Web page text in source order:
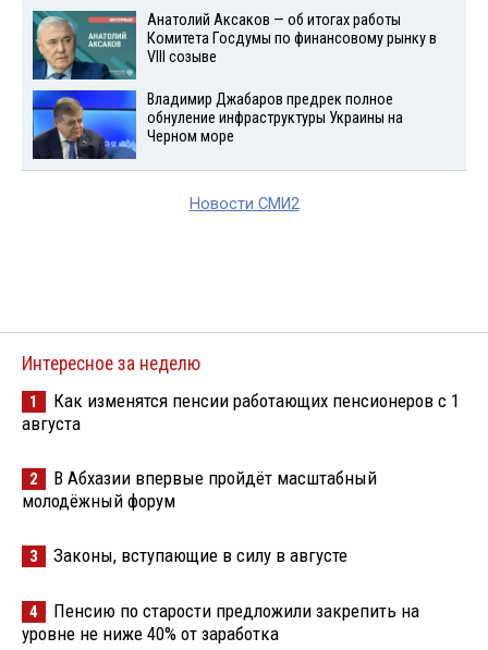
Анатолий Аксаков — об итогах работы
Комитета Госдумы по финансовому рынку в
VIII созыве
Владимир Джабаров предрек полное
обнуление инфраструктуры Украины на
Черном море
Новости СМИ2
Интересное за неделю
1
Как изменятся пенсии работающих пенсионеров с 1
августа
2
В Абхазии впервые пройдёт масштабный
молодёжный форум
3 Законы, вступающие в силу в августе
4
Пенсию по старости предложили закрепить на
уровне не ниже 40% от заработка